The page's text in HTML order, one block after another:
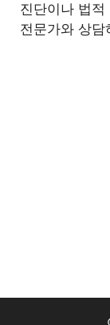
진단이나 법적
전문가와 상담